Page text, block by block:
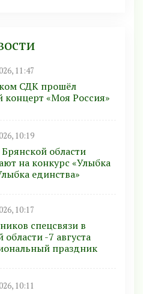
11:47
СДК прошёл
концерт «Моя Россия»
10:19
области
на конкурс «Улыбка
единства»
10:17
спецсвязи в
области -7 августа
праздник
10:11